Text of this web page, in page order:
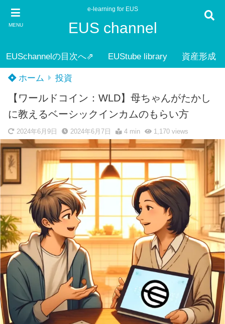
MENU
e-learning for EUS
EUS channel
EUSchannelの目次へ⇗ EUStube library 資産形成
ホーム 投資
【ワールドコイン：WLD】母ちゃんがたかし
に教えるベーシックインカムのもらい方
2024年6月9日 2024年6月7日 4 min 1,170views